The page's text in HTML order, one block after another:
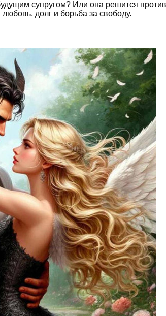
супругом? Или она решится
долг и борьба за свободу.